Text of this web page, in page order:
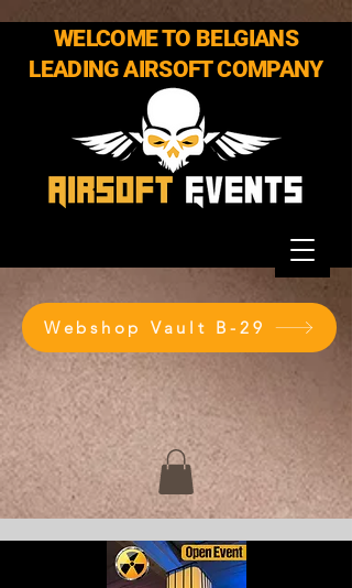
WELCOME TO BELGIANS
LEADING AIRSOFT COMPANY
Webshop Vault B-29